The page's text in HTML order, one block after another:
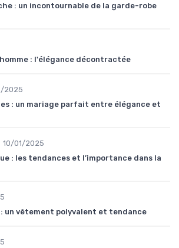
: un incontournable de la garde-robe
: l'élégance décontractée
2025
: un mariage parfait entre élégance et
10/01/2025
: les tendances et l’importance dans la
un vêtement polyvalent et tendance